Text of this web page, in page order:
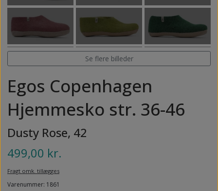
NEDSUNKEN FORFOD
OVERLAGTE TÆER
PLATFOD
PSORIASIS PÅ FØDDERNE
URO I BENENE/RESTLESS LEGS
VABLER
NILOCIN
PECLAVUS®
REFLEXWEAR
SKINCAIR
Se flere billeder
Egos Copenhagen
Hjemmesko str. 36-46
Dusty Rose, 42
499,00 kr.
Fragt omk. tillægges
Varenummer: 1861